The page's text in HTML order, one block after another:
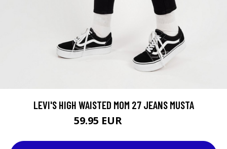
LEVI'S HIGH WAISTED MOM 27 JEANS MUSTA
59.95 EUR